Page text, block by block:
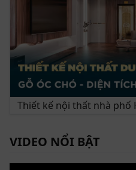
Thiết kế nội thất nhà phố
VIDEO NỔI BẬT